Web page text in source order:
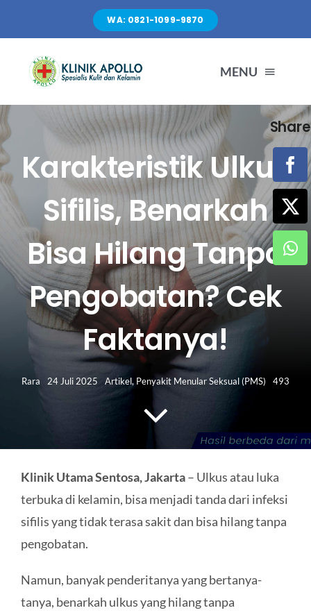
content
WA: 0821-1099-9870
MENU
TENTANG KAMI
LAYANAN
FASILITAS
ARTIKEL
HUBUNGI KAMI
Search
Karakteristik Ulkus
Sifilis, Benarkah
Bisa Hilang Tanpa
Pengobatan? Cek
Faktanya!
Rara 24 Juli 2025 Artikel,Penyakit Menular Seksual (PMS) 493
Klinik Utama Sentosa, Jakarta– Ulkus atau luka
terbuka di kelamin, bisa menjadi tanda dari infeksi
sifilis yang tidak terasa sakit dan bisa hilang tanpa
pengobatan.
Namun, banyak penderitanya yang bertanya-
tanya, benarkah ulkus yang hilang tanpa
Share